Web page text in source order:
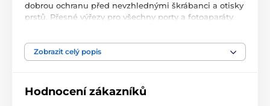
dobrou ochranu před nevzhlednými škrábanci a otisky
prstů. Přesné výřezy pro všechny porty a fotoaparáty
Zobrazit celý popis
Hodnocení zákazníků